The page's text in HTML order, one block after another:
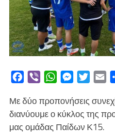
Facebook
Viber WhatsAppMessengerTwitter
Με δύο προπονήσεις
διανύουμε ο κύκλος της
μας ομάδας Παίδων Κ15.